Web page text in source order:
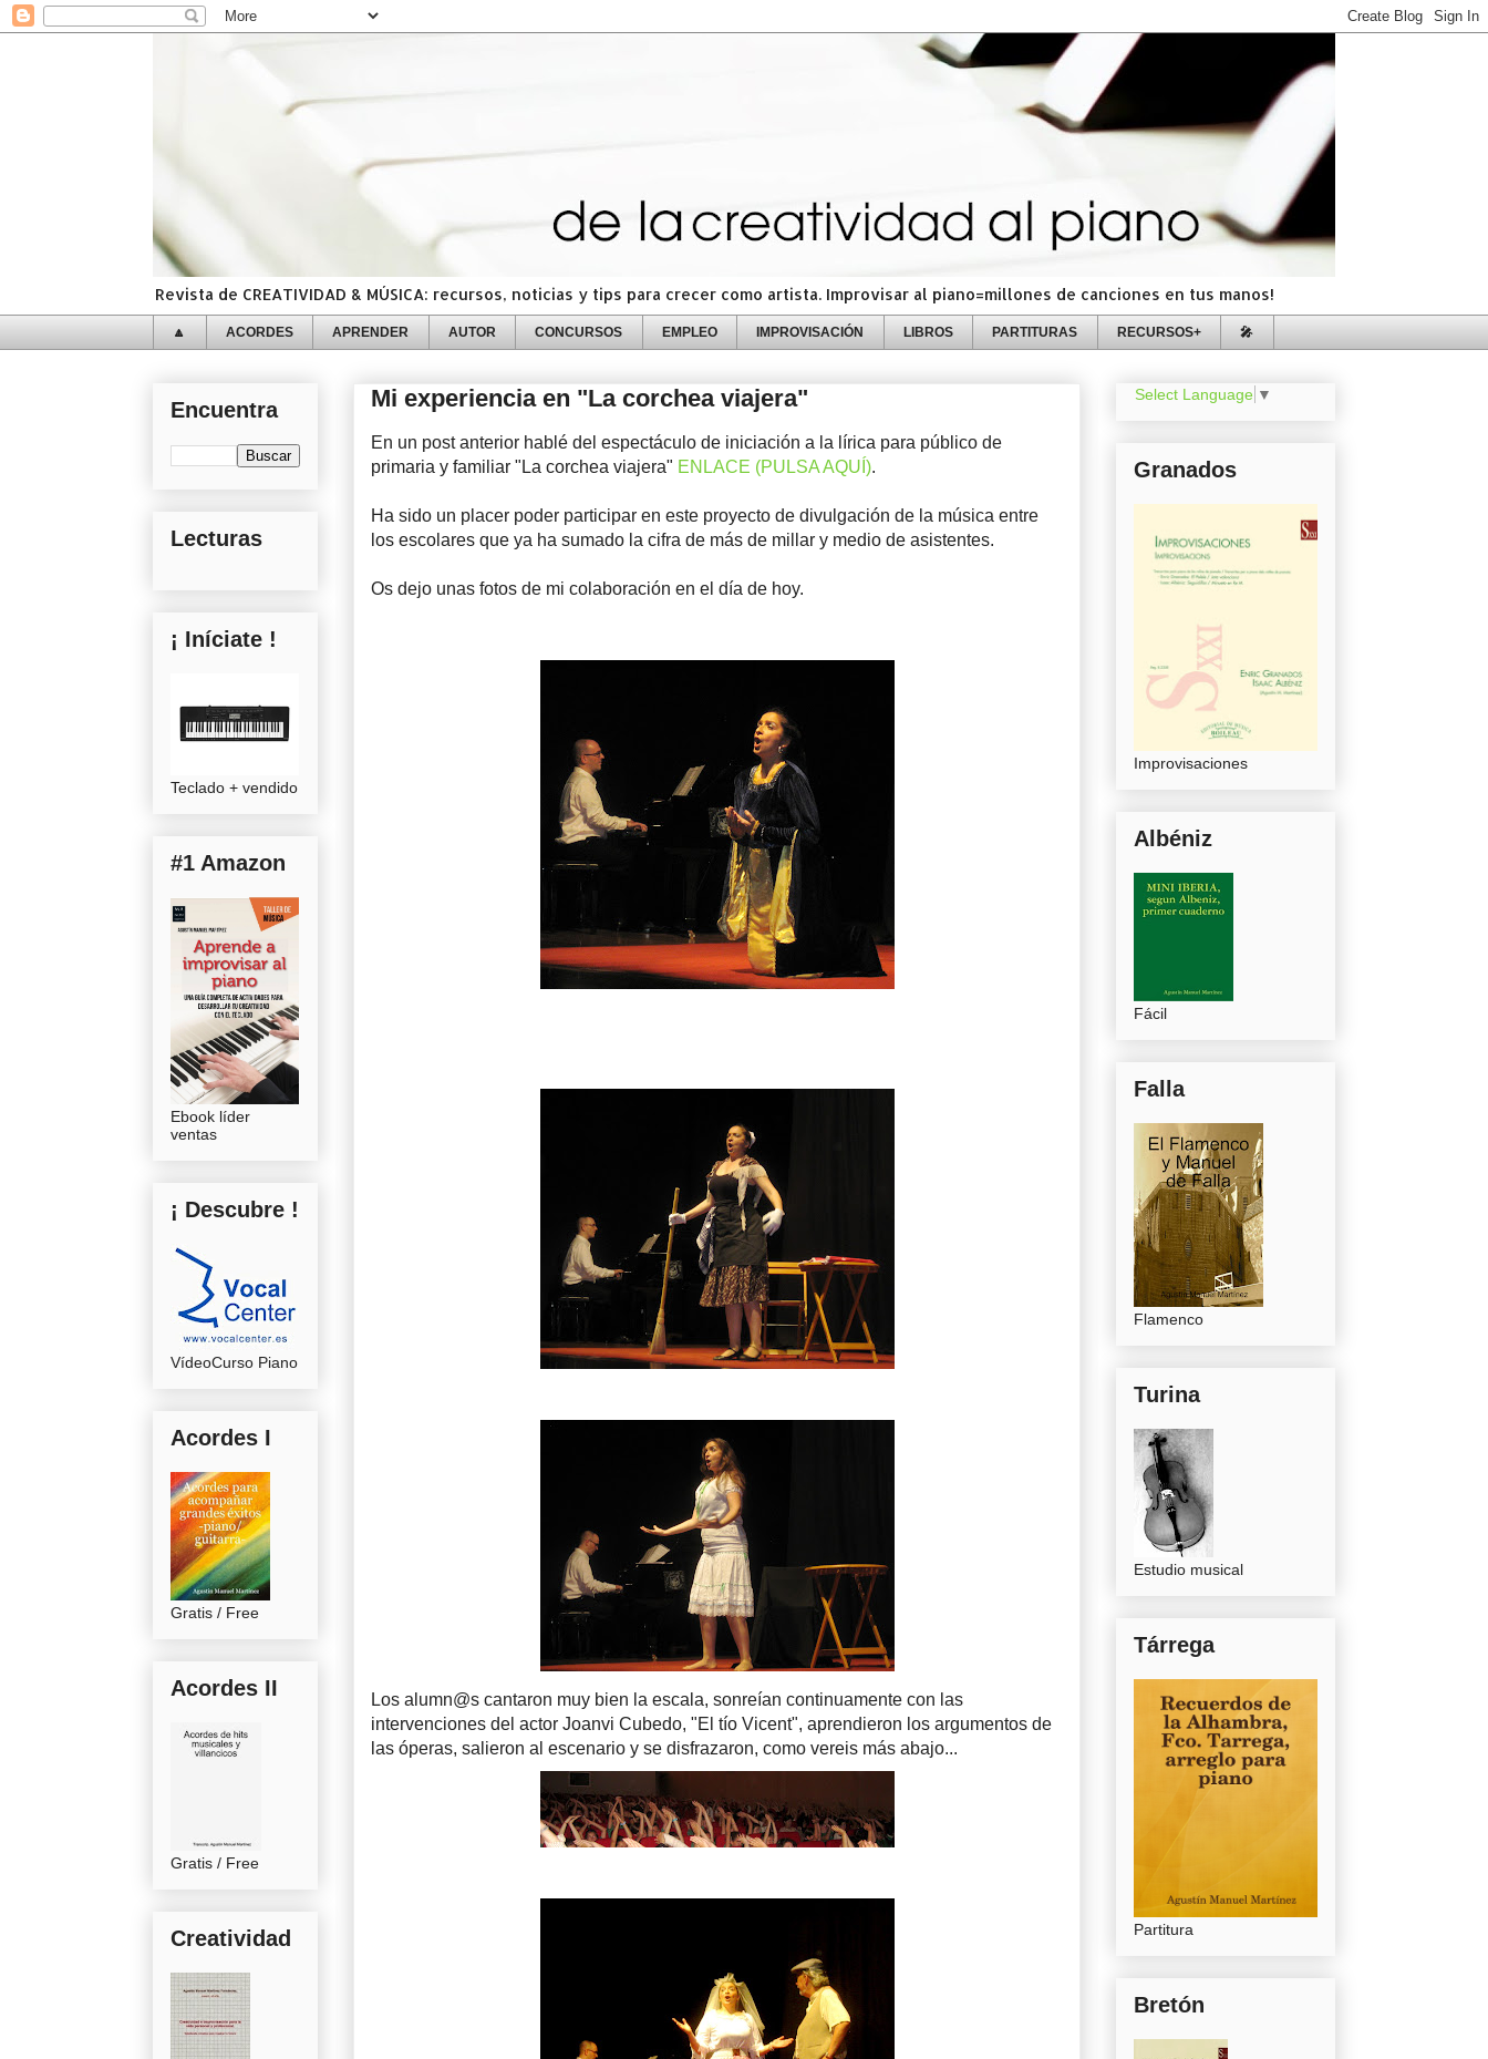
Revista de CREATIVIDAD & MÚSICA: recursos, noticias y tips para crecer como artista. Improvisar al piano=millones de canciones en tus manos!
🔼 ACORDES APRENDER AUTOR CONCURSOS EMPLEO IMPROVISACIÓN LIBROS PARTITURAS RECURSOS+ 🎤
Mi experiencia en "La corchea viajera"
En un post anterior hablé del espectáculo de iniciación a la lírica para público de
primaria y familiar "La corchea viajera" ENLACE (PULSA AQUÍ).
Ha sido un placer poder participar en este proyecto de divulgación de la música entre
los escolares que ya ha sumado la cifra de más de millar y medio de asistentes.
Os dejo unas fotos de mi colaboración en el día de hoy.
Los alumn@s cantaron muy bien la escala, sonreían continuamente con las
intervenciones del actor Joanvi Cubedo, "El tío Vicent", aprendieron los argumentos de
las óperas, salieron al escenario y se disfrazaron, como vereis más abajo...
Encuentra
Lecturas
¡ Iníciate !
Teclado + vendido
#1 Amazon
Ebook líder
ventas
¡ Descubre !
VídeoCurso Piano
Acordes I
Gratis / Free
Acordes II
Gratis / Free
Creatividad
Select Language ▼
Granados
Improvisaciones
Albéniz
Fácil
Falla
Flamenco
Turina
Estudio musical
Tárrega
Partitura
Bretón